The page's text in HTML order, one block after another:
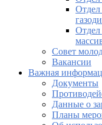
Отдел
Отдел
Совет
Вакансии
Важная
Документы
Данные о
Планы